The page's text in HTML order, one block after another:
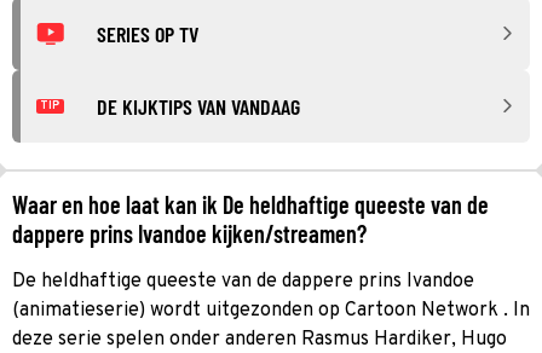
SERIES OP TV
TIP DE KIJKTIPS VAN VANDAAG
Waar en hoe laat kan ik De heldhaftige queeste van de
dappere prins Ivandoe kijken/streamen?
De heldhaftige queeste van de dappere prins Ivandoe
(animatieserie) wordt uitgezonden op Cartoon Network . In
deze serie spelen onder anderen Rasmus Hardiker, Hugo